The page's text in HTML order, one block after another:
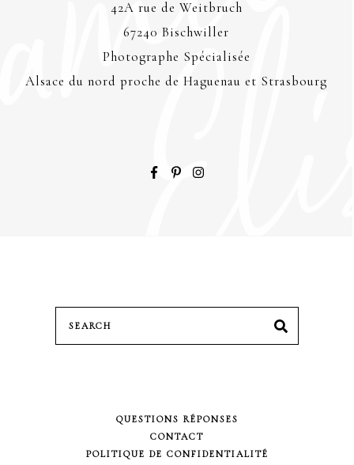
42A rue de Weitbruch
67240 Bischwiller
Photographe Spécialisée
Alsace du nord proche de Haguenau et Strasbourg
Search
for:
SEARCH
QUESTIONS RÉPONSES
CONTACT
POLITIQUE DE CONFIDENTIALITÉ